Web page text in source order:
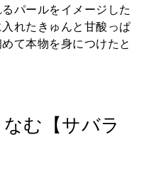
パールをイメージした
れたきゅんと甘酸っぱ
て本物を身につけたと
む【サバラ